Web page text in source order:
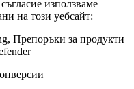
използваме
на този уебсайт:
Препоръки за продукти